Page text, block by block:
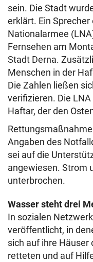
sein. Die Stadt
erklärt. Ein
Nationalarmee
Fernsehen am
Stadt Derna.
Menschen in der
Die Zahlen ließen
verifizieren. Die
Haftar, der den
Angaben des
sei auf die
angewiesen. Strom
unterbrochen.
Wasser steht drei
In sozialen
veröffentlicht, in
sich auf ihre Häuser
retteten und auf